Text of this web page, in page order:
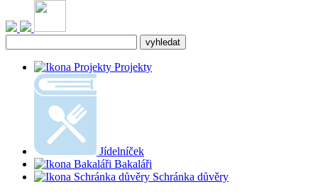
Projekty
Jídelníček
Bakaláři
Schránka důvěry